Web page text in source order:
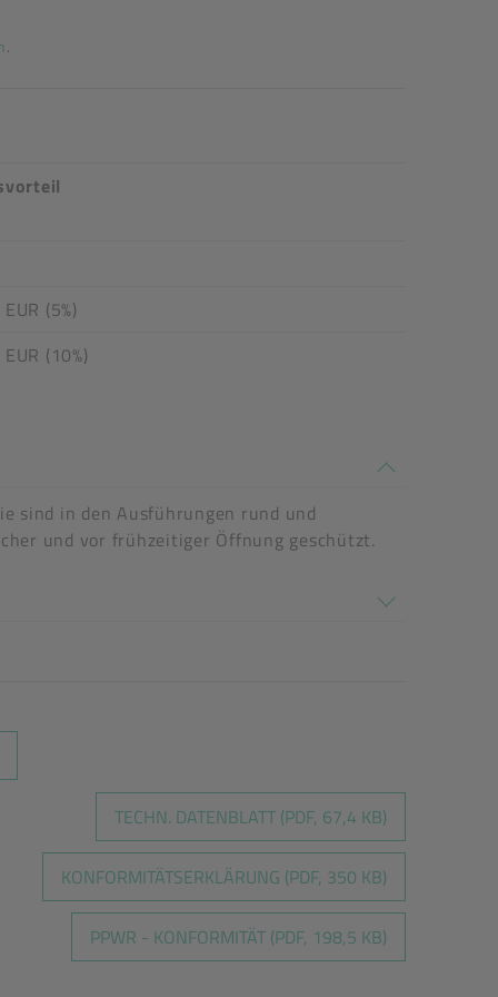
.
(5%)
(10%)
sind in den Ausführungen rund und
und vor frühzeitiger Öffnung geschützt.
TECHN. DATENBLATT (PDF, 67,4 KB)
KONFORMITÄTSERKLÄRUNG (PDF, 350 KB)
PPWR - KONFORMITÄT (PDF, 198,5 KB)